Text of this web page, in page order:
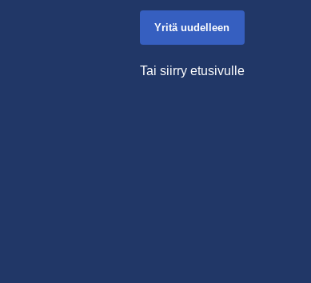
Yritä uudelleen
Tai siirry etusivulle